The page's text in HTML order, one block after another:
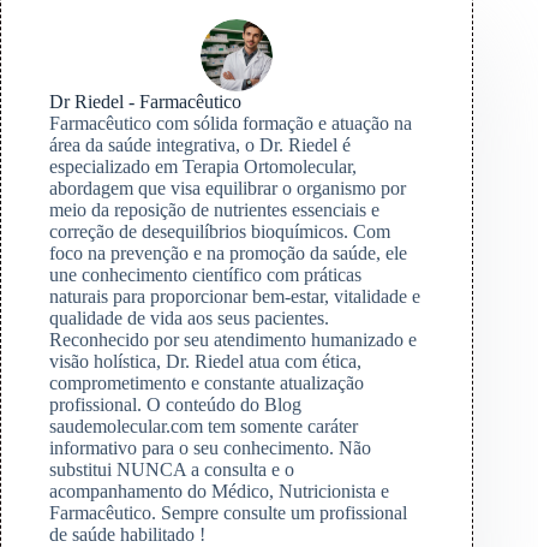
Dr Riedel - Farmacêutico
Farmacêutico com sólida formação e atuação na
área da saúde integrativa, o Dr. Riedel é
especializado em Terapia Ortomolecular,
abordagem que visa equilibrar o organismo por
meio da reposição de nutrientes essenciais e
correção de desequilíbrios bioquímicos. Com
foco na prevenção e na promoção da saúde, ele
une conhecimento científico com práticas
naturais para proporcionar bem-estar, vitalidade e
qualidade de vida aos seus pacientes.
Reconhecido por seu atendimento humanizado e
visão holística, Dr. Riedel atua com ética,
comprometimento e constante atualização
profissional. O conteúdo do Blog
saudemolecular.com tem somente caráter
informativo para o seu conhecimento. Não
substitui NUNCA a consulta e o
acompanhamento do Médico, Nutricionista e
Farmacêutico. Sempre consulte um profissional
de saúde habilitado !